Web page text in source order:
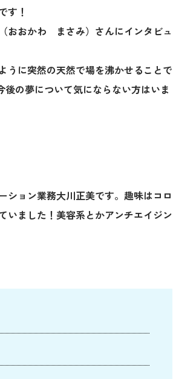
す！
おおかわ まさみ）さんにインタビュ
うに突然の天然で場を沸かせることで
の夢について気にならない方はいま
ョン業務大川正美です。趣味はコロ
いました！美容系とかアンチエイジン